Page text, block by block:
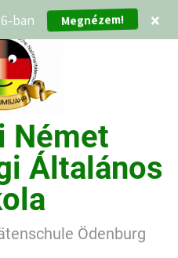
Német
Általános
Ödenburg
ban Megnézem! ×